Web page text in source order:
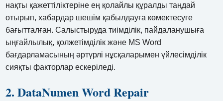
нақты қажеттіліктеріне ең қолайлы құралды таңдай
отырып, хабардар шешім қабылдауға көмектесуге
бағытталған. Салыстыруда тиімділік, пайдаланушыға
ыңғайлылық, қолжетімділік және MS Word
бағдарламасының әртүрлі нұсқаларымен үйлесімділік
сияқты факторлар ескеріледі.
2. DataNumen Word Repair